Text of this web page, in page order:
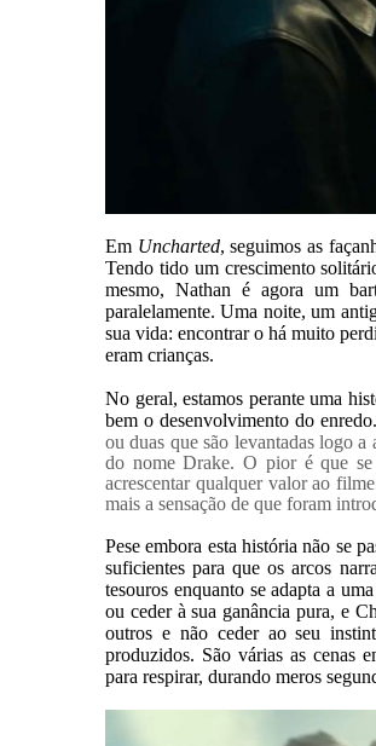
Em Uncharted, seguimos as
Tendo tido um crescimento
mesmo, Nathan é agora um
paralelamente. Uma noite, um
sua vida: encontrar o há muito
eram crianças.
No geral, estamos perante uma
bem o desenvolvimento do
ou duas que são levantadas logo
do nome Drake. O pior é que se
acrescentar qualquer valor ao
mais a sensação de que foram
Pese embora esta história não se
suficientes para que os arcos
tesouros enquanto se adapta a
ou ceder à sua ganância pura, e
outros e não ceder ao seu
produzidos. São várias as cenas
para respirar, durando meros